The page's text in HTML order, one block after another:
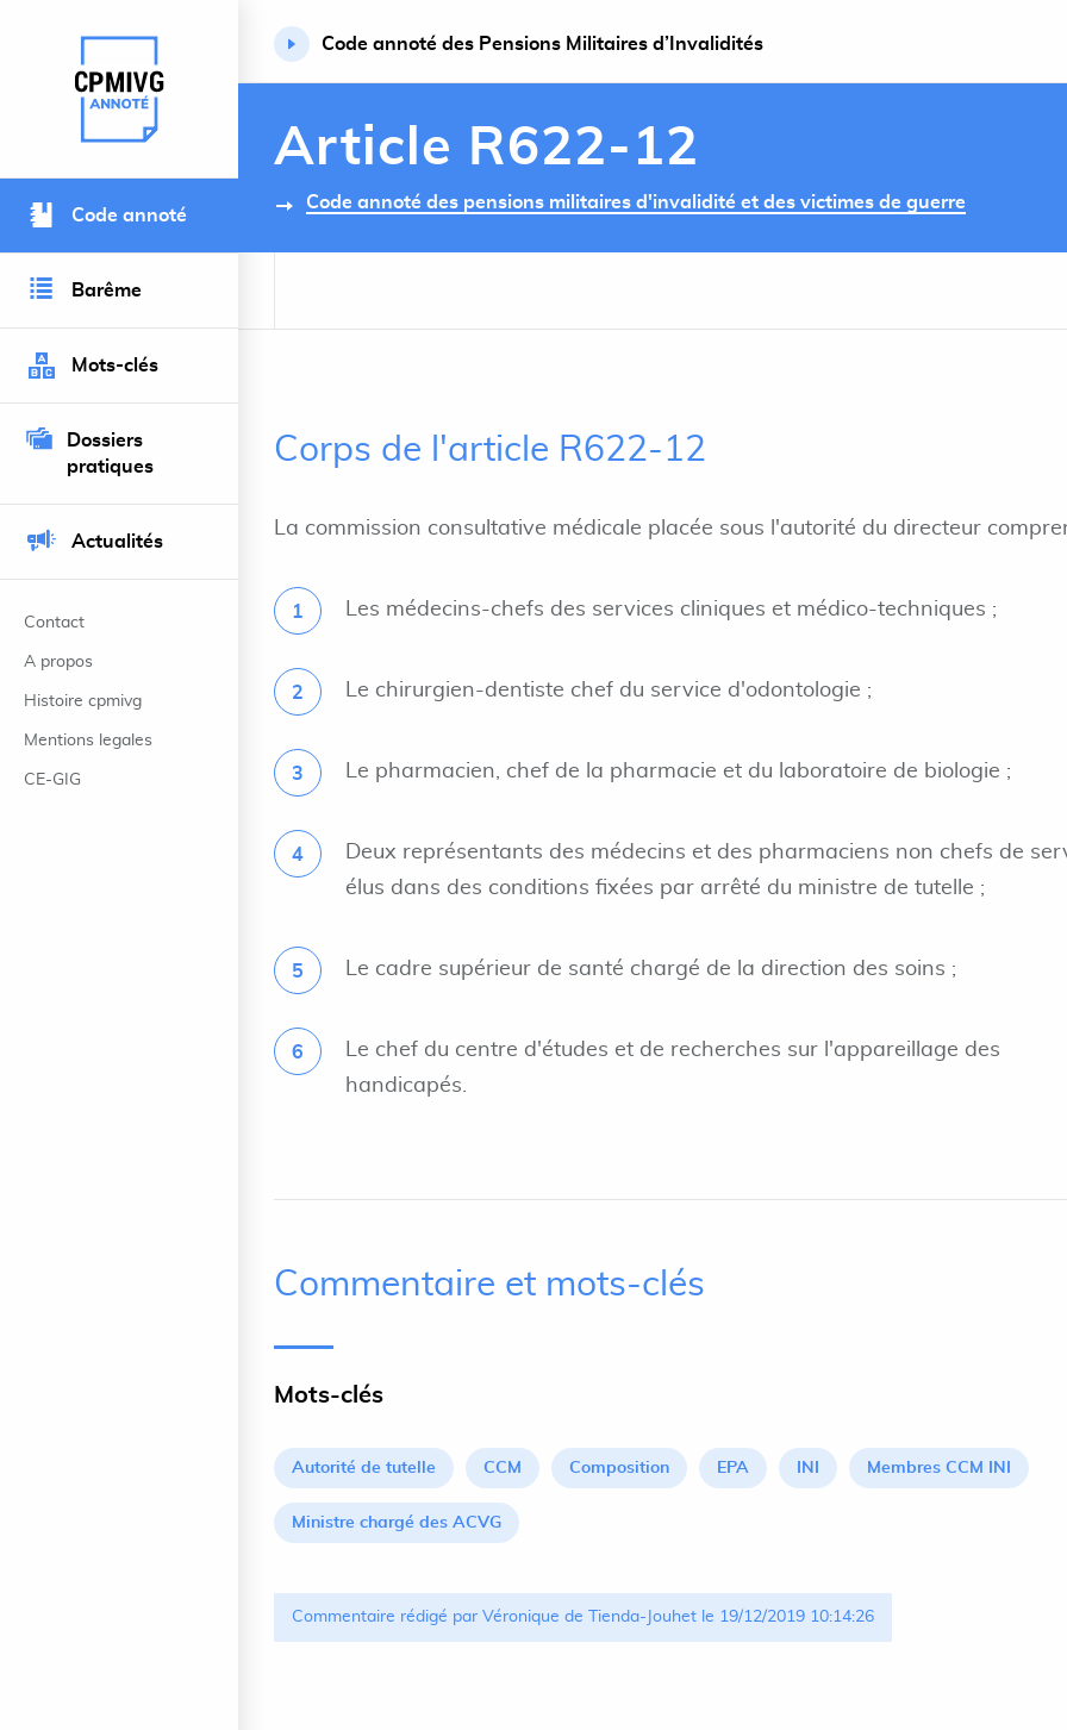
Retour à l’accueil du site
Code annoté
Barême
Mots-clés
Dossiers
pratiques
Actualités
Contact
A propos
Histoire cpmivg
Mentions legales
CE-GIG
Code annoté des Pensions Militaires d’Invalidités
Article R622-12
Code annoté des pensions militaires d'invalidité et des victimes de guerre
Corps de l'article R622-12
La commission consultative médicale placée sous l'autorité du directeur
Les médecins-chefs des services cliniques et médico-techniques ;
Le chirurgien-dentiste chef du service d'odontologie ;
Le pharmacien, chef de la pharmacie et du laboratoire de biologie ;
Deux représentants des médecins et des pharmaciens non chefs de
élus dans des conditions fixées par arrêté du ministre de tutelle ;
Le cadre supérieur de santé chargé de la direction des soins ;
Le chef du centre d'études et de recherches sur l'appareillage des
handicapés.
Commentaire et mots-clés
Mots-clés
Autorité de tutelle CCM Composition EPA INI Membres CCM INI
Ministre chargé des ACVG
Commentaire rédigé par Véronique de Tienda-Jouhet le 19/12/2019 10:14:26